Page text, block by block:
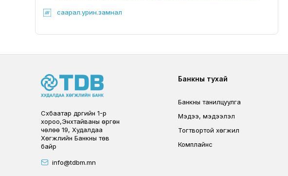
саарал.урин.замнал
Сүхбаатар дүүргийн 1-р
хороо,Энхтайваны өргөн
чөлөө 19, Худалдаа
Хөгжлийн Банкны төв
байр
info@tdbm.mn
Footer
Банкны тухай
Банкны танилцуулга
Мэдээ, мэдээлэл
Тогтвортой хөгжил
Комплайнс